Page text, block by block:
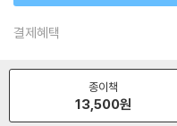
결제혜택
종이책
13,500원